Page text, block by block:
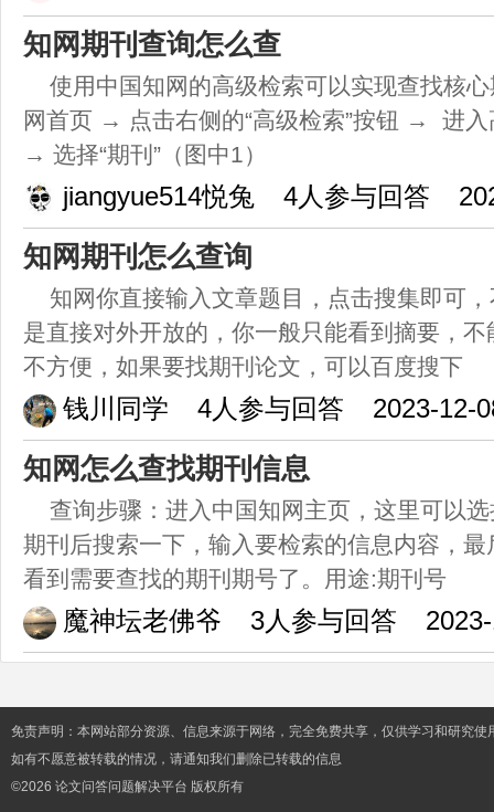
知网期刊查询怎么查
使用中国知网的高级检索可以实现查找核
网首页 → 点击右侧的“高级检索”按钮 → 进入
→ 选择“期刊”（图中1）
jiangyue514悦兔 4人参与回答
知网期刊怎么查询
知网你直接输入文章题目，点击搜集即可
是直接对外开放的，你一般只能看到摘要，
不方便，如果要找期刊论文，可以百度搜下
钱川同学 4人参与回答 2023-12-
知网怎么查找期刊信息
查询步骤：进入中国知网主页，这里可以
期刊后搜索一下，输入要检索的信息内容，
看到需要查找的期刊期号了。用途:期刊号
魔神坛老佛爷 3人参与回答
免责声明：本网站部分资源、信息来源于网络，完全免费共享，仅供学习和研究使
如有不愿意被转载的情况，请通知我们删除已转载的信息
©2026 论文问答问题解决平台 版权所有